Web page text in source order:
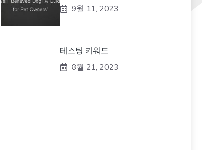
9월 11, 2023
테스팅 키워드
8월 21, 2023